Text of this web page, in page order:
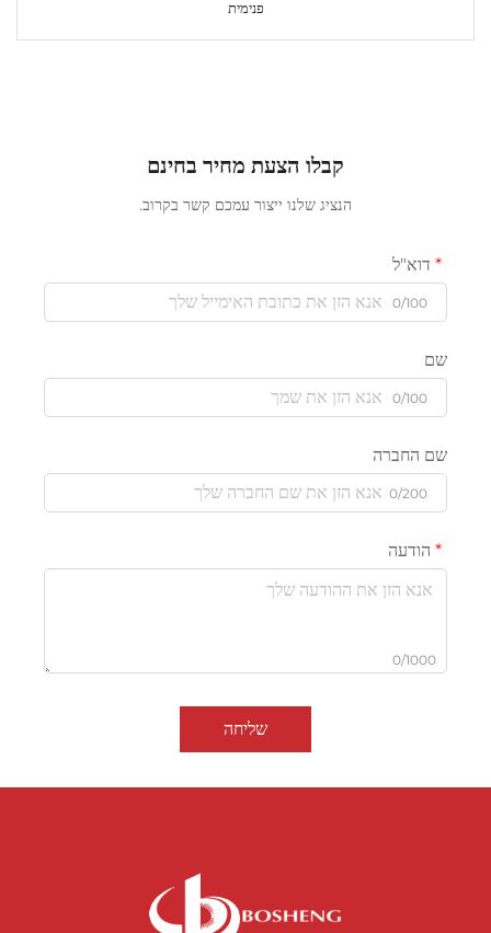
פנימית
קבלו הצעת מחיר בחינם
הנציג שלנו ייצור עמכם קשר בקרוב.
דוא"ל
0/100
שם
0/100
שם החברה
0/200
הודעה
0/1000
שליחה